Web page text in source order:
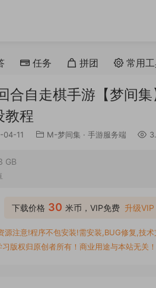
任务 拼团 常用
合自走棋手游【梦间
教程
04-11 M-梦间集 · 手游服务端
GB
下载价格 30 米币，VIP免费 升级VIP
源注意!程序不包安装!需安装,BUG修复,技
版权归原创者所有！商业用途与本站无关